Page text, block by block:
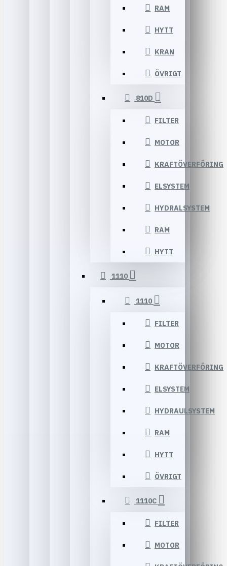
RAM
HYTT
KRAN
ÖVRIGT
810D
FILTER
MOTOR
KRAFTÖVERFÖRING
ELSYSTEM
HYDRALSYSTEM
RAM
HYTT
1110
1110
FILTER
MOTOR
KRAFTÖVERFÖRING
ELSYSTEM
HYDRAULSYSTEM
RAM
HYTT
ÖVRIGT
1110C
FILTER
MOTOR